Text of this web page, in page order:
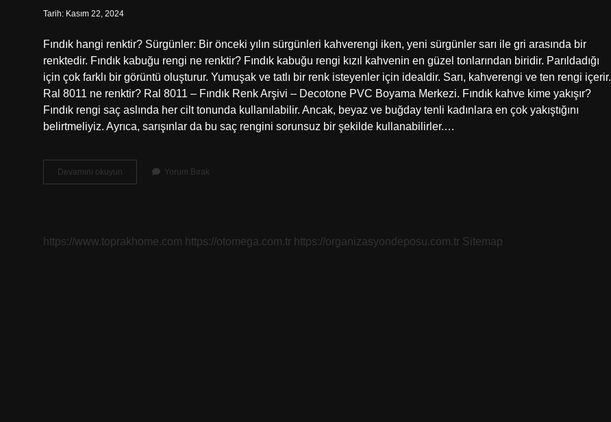
Tarih: Kasım 22, 2024
Fındık hangi renktir? Sürgünler: Bir önceki yılın sürgünleri kahverengi iken, yeni sürgünler sarı ile gri arasında bir
renktedir. Fındık kabuğu rengi ne renktir? Fındık kabuğu rengi kızıl kahvenin en güzel tonlarından biridir. Parıldadığı
için çok farklı bir görüntü oluşturur. Yumuşak ve tatlı bir renk isteyenler için idealdir. Sarı, kahverengi ve ten rengi içerir.
Ral 8011 ne renktir? Ral 8011 – Fındık Renk Arşivi – Decotone PVC Boyama Merkezi. Fındık kahve kime yakışır?
Fındık rengi saç aslında her cilt tonunda kullanılabilir. Ancak, beyaz ve buğday tenli kadınlara en çok yakıştığını
belirtmeliyiz. Ayrıca, sarışınlar da bu saç rengini sorunsuz bir şekilde kullanabilirler.…
Devamını okuyun
Ne
Yorum Bırak
https://www.toprakhome.com https://otomega.com.tr https://organizasyondeposu.com.tr Sitemap